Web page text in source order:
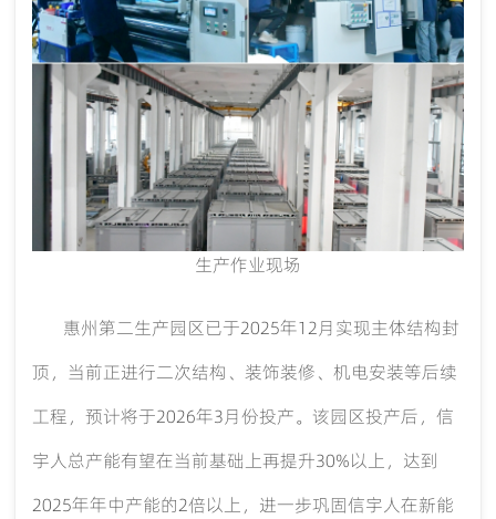
生产作业现场
惠州第二生产园区已于2025年12月实现主体结构封
顶，当前正进行二次结构、装饰装修、机电安装等后续
工程，预计将于2026年3月份投产。该园区投产后，信
宇人总产能有望在当前基础上再提升30%以上，达到
2025年年中产能的2倍以上，进一步巩固信宇人在新能